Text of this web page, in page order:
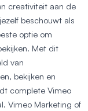
creativiteit aan de
beschouwt als
optie om
Met dit
van
bekijken en
complete Vimeo
Vimeo Marketing of